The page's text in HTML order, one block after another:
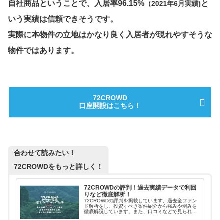
自社商品ということで、入居率96.15% （2021年6月実績)と
いう実績は信頼できそうです。
実際に本物件の立地はかなり良く入居者が現れやすそうな
物件ではあります。
72CROWD
口座開設はこちら！
合わせて読みたい！
72CROWDをもっと詳しく！
72CROWDの評判！過去実績データで利回
りなど徹底解析！
72CROWDの評判を掲載しています。過去全ファン
ド解析をし、投資すべき案件紹介から強みや弱みを
徹底解説しています。また、口コミなどで見られる